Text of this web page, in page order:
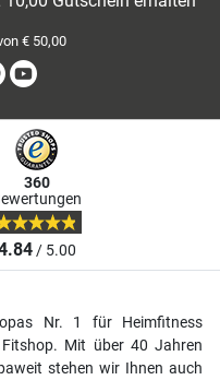
€ 50,00
Pinterest
360
/ 5.00
Nr. 1 für Heimfitness
Mit über 40 Jahren
stehen wir Ihnen auch